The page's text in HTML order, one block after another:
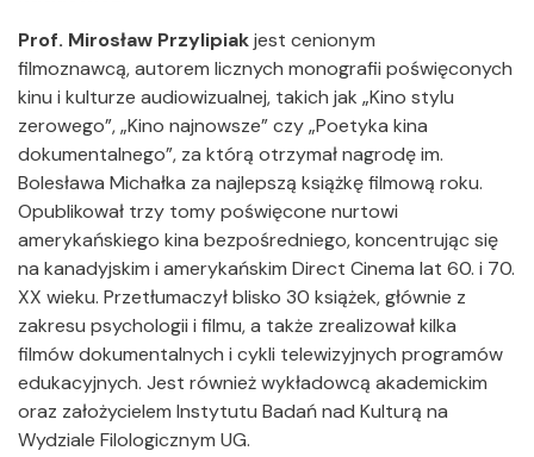
Prof. Mirosław Przylipiakjest cenionym
filmoznawcą, autorem licznych monografii poświęconych
kinu i kulturze audiowizualnej, takich jak „Kino stylu
zerowego”, „Kino najnowsze” czy „Poetyka kina
dokumentalnego”, za którą otrzymał nagrodę im.
Bolesława Michałka za najlepszą książkę filmową roku.
Opublikował trzy tomy poświęcone nurtowi
amerykańskiego kina bezpośredniego, koncentrując się
na kanadyjskim i amerykańskim Direct Cinema lat 60. i 70.
XX wieku. Przetłumaczył blisko 30 książek, głównie z
zakresu psychologii i filmu, a także zrealizował kilka
filmów dokumentalnych i cykli telewizyjnych programów
edukacyjnych. Jest również wykładowcą akademickim
oraz założycielem Instytutu Badań nad Kulturą na
Wydziale Filologicznym UG.